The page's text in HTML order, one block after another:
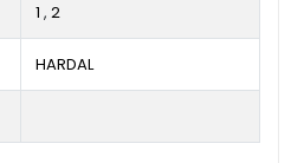
1 , 2
HARDAL